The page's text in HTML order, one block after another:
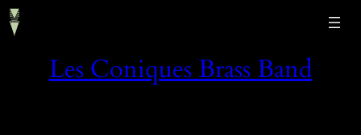
Aller
au
contenuLes Coniques Brass Band